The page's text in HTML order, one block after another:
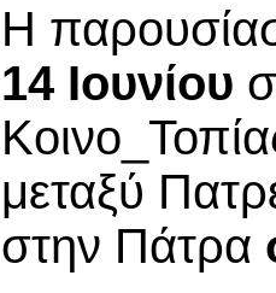
Η
14 Ιουνίου
μεταξύ
στην Πάτρα